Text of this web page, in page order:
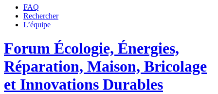
FAQ
Rechercher
L’équipe
Forum Écologie, Énergies,
Réparation, Maison, Bricolage
et Innovations Durables